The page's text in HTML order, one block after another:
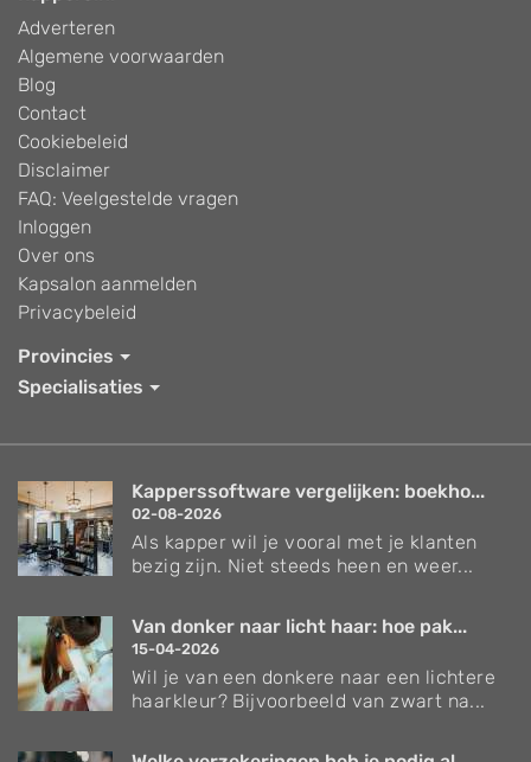
Adverteren
Algemene voorwaarden
Blog
Contact
Cookiebeleid
Disclaimer
FAQ: Veelgestelde vragen
Inloggen
Over ons
Kapsalon aanmelden
Privacybeleid
Provincies
Specialisaties
Kapperssoftware vergelijken: boekho...
02-08-2026
Als kapper wil je vooral met je klanten
bezig zijn. Niet steeds heen en weer...
Van donker naar licht haar: hoe pak...
15-04-2026
Wil je van een donkere naar een lichtere
haarkleur? Bijvoorbeeld van zwart na...